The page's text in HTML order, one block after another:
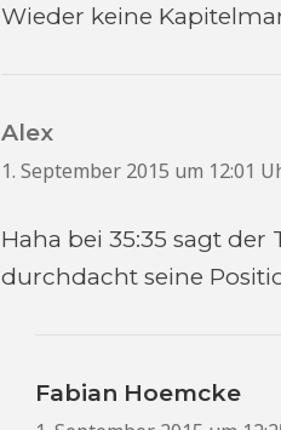
Wieder keine
Alex
1. September 2015 um 12:01
Haha bei 35:35 sagt der
durchdacht seine
Fabian Hoemcke